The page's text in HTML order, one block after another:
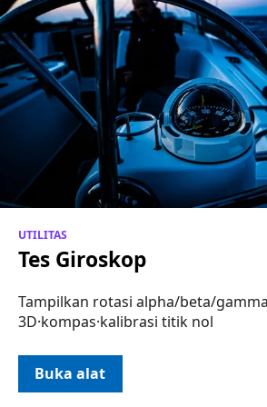
UTILITAS
Tes Giroskop
Tampilkan rotasi alpha/beta/
3D·kompas·kalibrasi titik nol
Buka alat